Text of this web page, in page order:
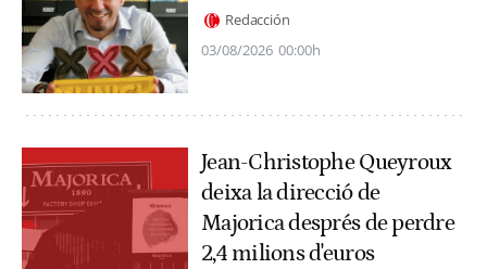
Redacción
03/08/2026 00:00h
Jean-Christophe Queyroux
deixa la direcció de
Majorica després de perdre
2,4 milions d'euros